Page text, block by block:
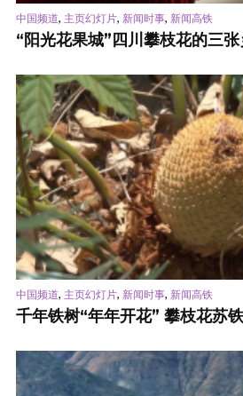
中国频道, 主页幻灯片, 新闻时事, 新闻高铁
“阳光花果城”四川攀枝花的三
中国频道, 主页幻灯片, 新闻时事, 新闻高铁
千年铁树“年年开花” 攀枝花苏